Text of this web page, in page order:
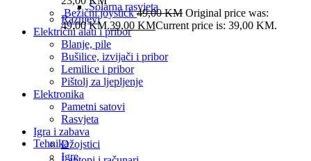
Solarna rasvjeta
Raznjevi
Električni alati i pribor
Blanje, pile
Bušilice, izvijači i pribor
Lemilice i pribor
Pištolj za ljepljenje
Elektronika
Pametni satovi
Rasvjeta
Igra i zabava
Džojstici
Igre
Bežični joystick49,00KM Original price was:
49,00 KM.39,00 KMCurrent price is: 39,00 KM.
Tehnika